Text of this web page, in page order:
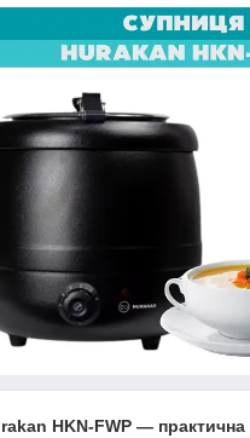
HKN-FWP — практична